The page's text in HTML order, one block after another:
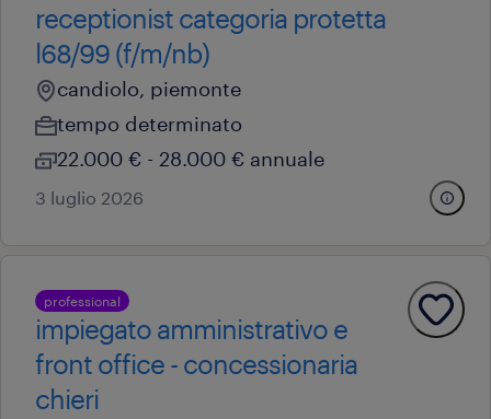
receptionist categoria protetta
l68/99 (f/m/nb)
candiolo, piemonte
tempo determinato
22.000 € - 28.000 € annuale
3 luglio 2026
professional
impiegato amministrativo e
front office - concessionaria
chieri